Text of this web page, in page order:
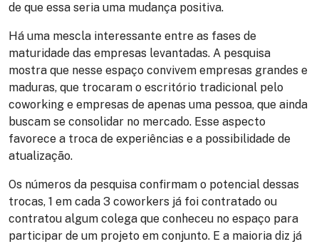
de que essa seria uma mudança positiva.
Há uma mescla interessante entre as fases de
maturidade das empresas levantadas. A pesquisa
mostra que nesse espaço convivem empresas grandes e
maduras, que trocaram o escritório tradicional pelo
coworking e empresas de apenas uma pessoa, que ainda
buscam se consolidar no mercado. Esse aspecto
favorece a troca de experiências e a possibilidade de
atualização.
Os números da pesquisa confirmam o potencial dessas
trocas, 1 em cada 3 coworkers já foi contratado ou
contratou algum colega que conheceu no espaço para
participar de um projeto em conjunto. E a maioria diz já